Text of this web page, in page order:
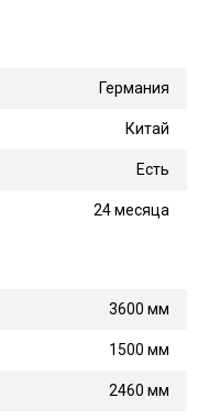
Германия
Китай
Есть
24 месяца
3600 мм
1500 мм
2460 мм